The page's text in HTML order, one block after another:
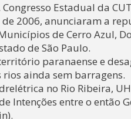
Estadual da
2006, anunciaram a
de Cerro Azul,
de São Paulo.
paranaense e
ainda sem barragens.
no Rio Ribeira,
Intenções entre o então